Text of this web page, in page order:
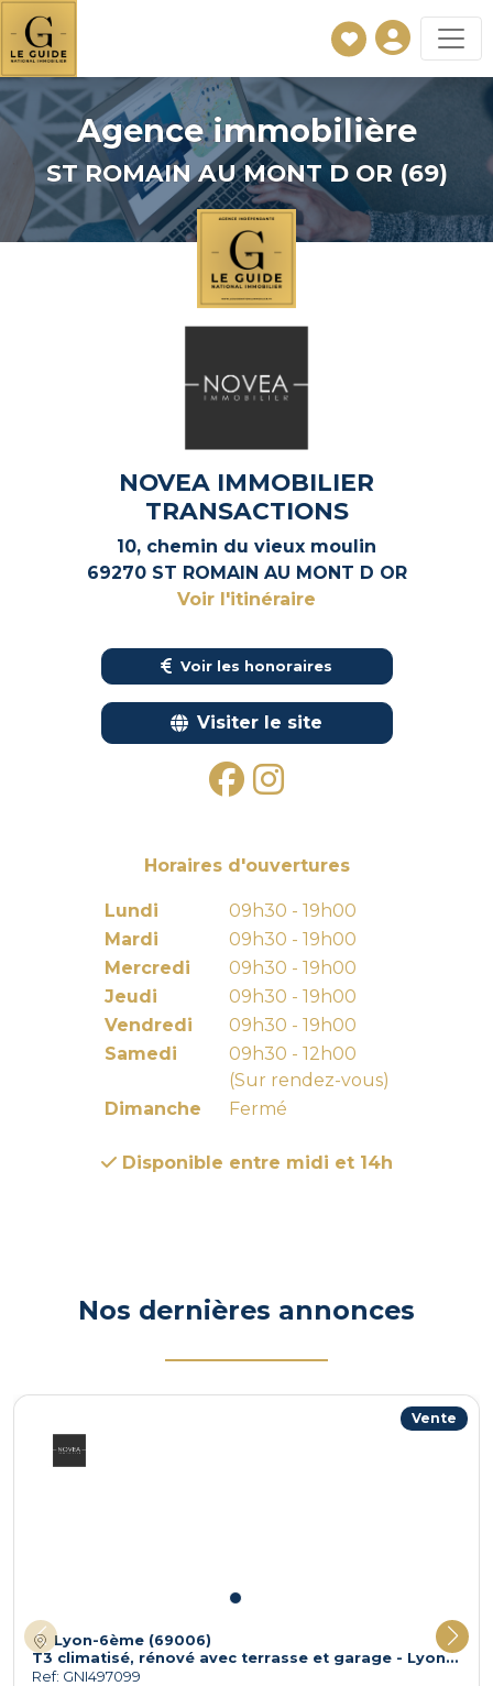
Agence immobilière
ST ROMAIN AU MONT D OR (69)
NOVEA IMMOBILIER
TRANSACTIONS
10, chemin du vieux moulin
69270 ST ROMAIN AU MONT D OR
Voir l'itinéraire
Voir les honoraires
Visiter le site
Horaires d'ouvertures
Lundi
09h30 - 19h00
Mardi
09h30 - 19h00
Mercredi
09h30 - 19h00
Jeudi
09h30 - 19h00
Vendredi
09h30 - 19h00
Samedi
09h30 - 12h00
(Sur rendez-vous)
Dimanche
Fermé
Disponible entre midi et 14h
Nos dernières annonces
Vente
Lyon-6ème (69006)
T3 climatisé, rénové avec terrasse et garage - Lyon 6ème.
Ref: GNI497099